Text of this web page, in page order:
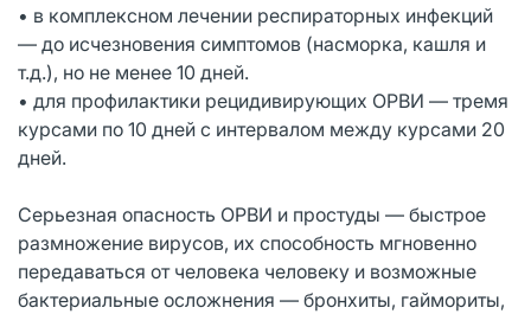
• в комплексном лечении респираторных инфекций
— до исчезновения симптомов (насморка, кашля и
т.д.), но не менее 10 дней.
• для профилактики рецидивирующих ОРВИ — тремя
курсами по 10 дней с интервалом между курсами 20
дней.
Серьезная опасность ОРВИ и простуды — быстрое
размножение вирусов, их способность мгновенно
передаваться от человека человеку и возможные
бактериальные осложнения — бронхиты, гаймориты,